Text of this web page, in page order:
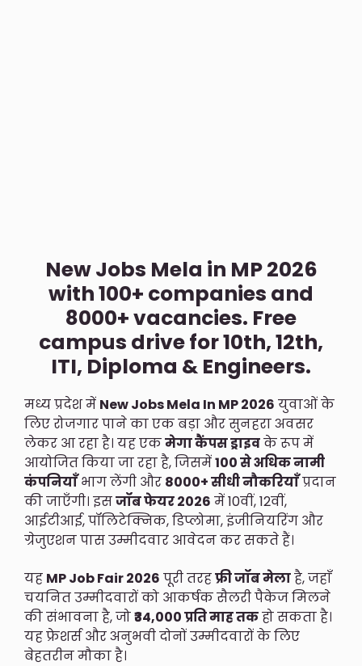
New Jobs Mela in MP 2026
with 100+ companies and
8000+ vacancies. Free
campus drive for 10th, 12th,
ITI, Diploma & Engineers.
मध्य प्रदेश में New Jobs Mela In MP 2026 युवाओं के
लिए रोजगार पाने का एक बड़ा और सुनहरा अवसर
लेकर आ रहा है। यह एकमेगा कैंपस ड्राइवके रूप में
आयोजित किया जा रहा है, जिसमें100 से अधिक नामी
कंपनियाँभाग लेंगी और 8000+ सीधी नौकरियाँप्रदान
की जाएँगी। इसजॉब फेयर 2026 में 10वीं, 12वीं,
आईटीआई, पॉलिटेक्निक, डिप्लोमा, इंजीनियरिंग और
ग्रेजुएशन पास उम्मीदवार आवेदन कर सकते हैं।
यह MP Job Fair 2026 पूरी तरहफ्री जॉब मेलाहै, जहाँ
चयनित उम्मीदवारों को आकर्षक सैलरी पैकेज मिलने
की संभावना है, जो₹34,000 प्रति माह तकहो सकता है।
यह फ्रेशर्स और अनुभवी दोनों उम्मीदवारों के लिए
बेहतरीन मौका है।